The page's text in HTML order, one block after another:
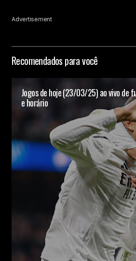
Advertisement
Recomendados para você
Jogos de hoje (23/03/25) ao vivo de
e horário